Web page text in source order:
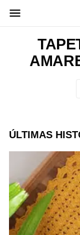
para
ÚLTIMAS